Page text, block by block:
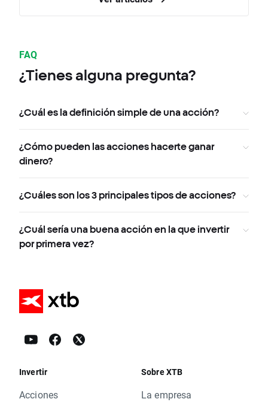
FAQ
¿Tienes alguna pregunta?
¿Cuál es la definición simple de una acción?
¿Cómo pueden las acciones hacerte ganar
dinero?
¿Cuáles son los 3 principales tipos de acciones?
¿Cuál sería una buena acción en la que invertir
por primera vez?
Invertir
Acciones
Sobre XTB
La empresa